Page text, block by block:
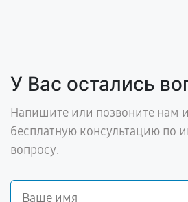
У Вас остались
Напишите или позвоните нам
бесплатную консультацию по
вопросу.